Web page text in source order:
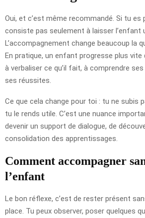
Oui, et c’est même recommandé. Si tu es
consiste pas seulement à laisser l’enfant
L’accompagnement change beaucoup la
En pratique, un enfant progresse plus vite
à verbaliser ce qu’il fait, à comprendre
ses réussites.
Ce que cela change pour toi : tu ne subis
tu le rends utile. C’est une nuance
devenir un support de dialogue, de
consolidation des apprentissages.
Comment accompagner
l’enfant
Le bon réflexe, c’est de rester présent
place. Tu peux observer, poser quelques